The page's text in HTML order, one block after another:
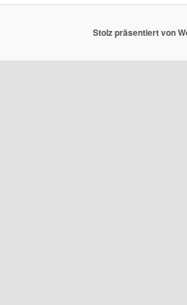
Stolz präsentiert von